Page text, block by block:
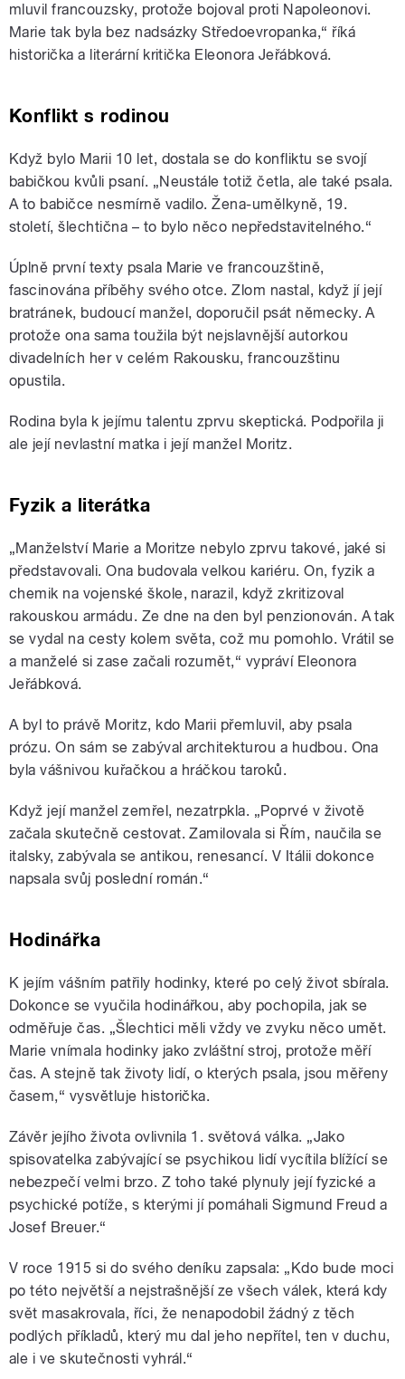
mluvil francouzsky, protože bojoval proti Napoleonovi.
Marie tak byla bez nadsázky Středoevropanka,“ říká
historička a literární kritička Eleonora Jeřábková.
Konflikt s rodinou
Když bylo Marii 10 let, dostala se do konfliktu se svojí
babičkou kvůli psaní. „Neustále totiž četla, ale také psala.
A to babičce nesmírně vadilo. Žena-umělkyně, 19.
století, šlechtična – to bylo něco nepředstavitelného.“
Úplně první texty psala Marie ve francouzštině,
fascinována příběhy svého otce. Zlom nastal, když jí její
bratránek, budoucí manžel, doporučil psát německy. A
protože ona sama toužila být nejslavnější autorkou
divadelních her v celém Rakousku, francouzštinu
opustila.
Rodina byla k jejímu talentu zprvu skeptická. Podpořila ji
ale její nevlastní matka i její manžel Moritz.
Fyzik a literátka
„Manželství Marie a Moritze nebylo zprvu takové, jaké si
představovali. Ona budovala velkou kariéru. On, fyzik a
chemik na vojenské škole, narazil, když zkritizoval
rakouskou armádu. Ze dne na den byl penzionován. A tak
se vydal na cesty kolem světa, což mu pomohlo. Vrátil se
a manželé si zase začali rozumět,“ vypráví Eleonora
Jeřábková.
A byl to právě Moritz, kdo Marii přemluvil, aby psala
prózu. On sám se zabýval architekturou a hudbou. Ona
byla vášnivou kuřačkou a hráčkou taroků.
Když její manžel zemřel, nezatrpkla. „Poprvé v životě
začala skutečně cestovat. Zamilovala si Řím, naučila se
italsky, zabývala se antikou, renesancí. V Itálii dokonce
napsala svůj poslední román.“
Hodinářka
K jejím vášním patřily hodinky, které po celý život sbírala.
Dokonce se vyučila hodinářkou, aby pochopila, jak se
odměřuje čas. „Šlechtici měli vždy ve zvyku něco umět.
Marie vnímala hodinky jako zvláštní stroj, protože měří
čas. A stejně tak životy lidí, o kterých psala, jsou měřeny
časem,“ vysvětluje historička.
Závěr jejího života ovlivnila 1. světová válka. „Jako
spisovatelka zabývající se psychikou lidí vycítila blížící se
nebezpečí velmi brzo. Z toho také plynuly její fyzické a
psychické potíže, s kterými jí pomáhali Sigmund Freud a
Josef Breuer.“
V roce 1915 si do svého deníku zapsala: „Kdo bude moci
po této největší a nejstrašnější ze všech válek, která kdy
svět masakrovala, říci, že nenapodobil žádný z těch
podlých příkladů, který mu dal jeho nepřítel, ten v duchu,
ale i ve skutečnosti vyhrál.“